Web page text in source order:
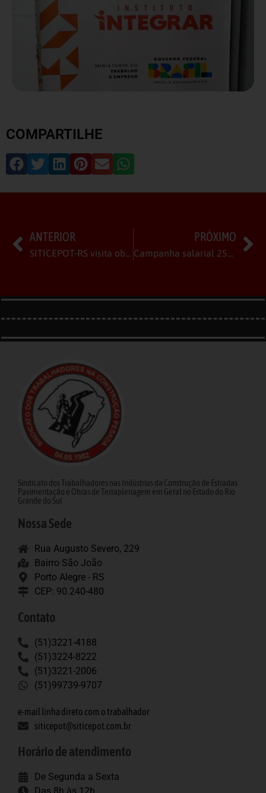
COMPARTILHE
ANTERIOR
SITICEPOT-RS visita obra da Fraga em Saltinho
PRÓXIMO
Campanha salarial 25/26
Sindicato dos Trabalhadores nas Indústrias da Construção de Estradas
Pavimentação e Obras de Terraplenagem em Geral no Estado do Rio
Grande do Sul
Nossa Sede
Rua Augusto Severo, 229
Bairro São João
Porto Alegre - RS
CEP: 90.240-480
Contato
(51)3221-4188
(51)3224-8222
(51)3221-2006
(51)99739-9707
e-mail linha direto com o trabalhador
siticepot@siticepot.com.br
Horário de atendimento
De Segunda a Sexta